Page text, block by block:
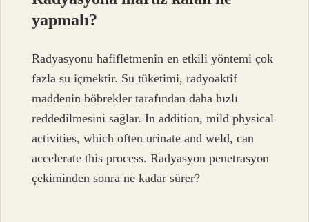
yapmalı?
Radyasyonu hafifletmenin en etkili yöntemi çok
fazla su içmektir. Su tüketimi, radyoaktif
maddenin böbrekler tarafından daha hızlı
reddedilmesini sağlar. In addition, mild physical
activities, which often urinate and weld, can
accelerate this process. Radyasyon penetrasyon
çekiminden sonra ne kadar sürer?